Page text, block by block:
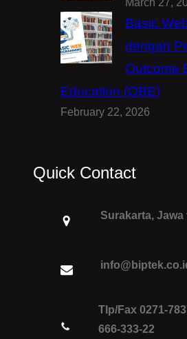
March 27,
Basic
dengan
Outcome
Education (OBE)
February 22, 2026
Quick Contact
Surakarta, Jawa
Tlp/Fax 0271-
666-333-22